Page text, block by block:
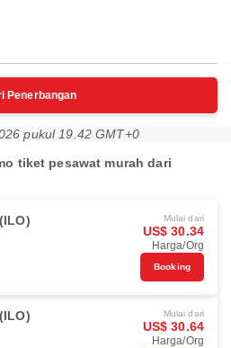
Penerbangan
pukul 19.42 GMT+0
tiket pesawat murah dari
Mulai dari
US$ 30.34
Harga/Org
Booking
Mulai dari
US$ 30.64
Harga/Org